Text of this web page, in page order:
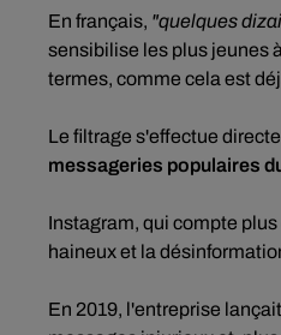
En français, "quelques
sensibilise les plus jeunes
termes, comme cela est
Le filtrage s'effectue
messageries populaires
Instagram, qui compte
haineux et la
En 2019, l'entreprise